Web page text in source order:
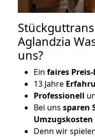
Aglandzia
uns?
Ein faires
13 Jahre
Professionell
Bei uns sparen
Umzugskosten
Denn wir